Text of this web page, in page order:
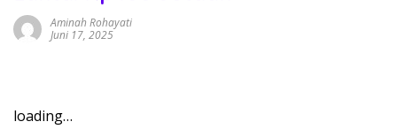
Aminah Rohayati
Juni 17, 2025
loading…